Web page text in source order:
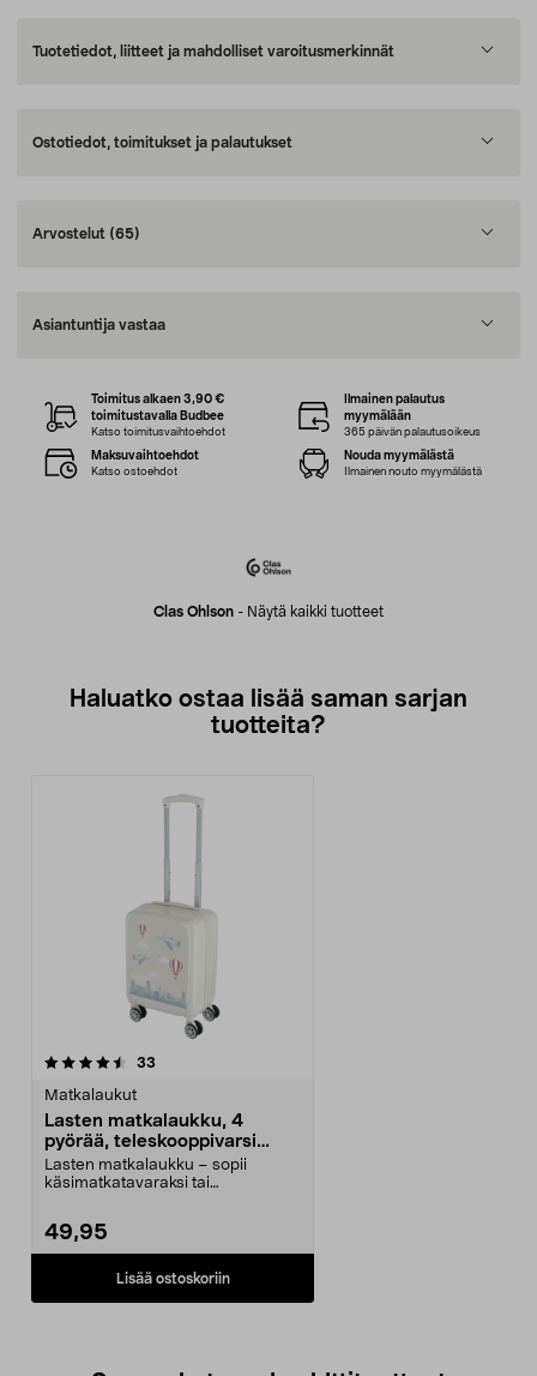
Tuotetiedot, liitteet ja mahdolliset varoitusmerkinnät
Ostotiedot, toimitukset ja palautukset
Arvostelut (65)
Asiantuntija vastaa
Clas Ohlson - Näytä kaikki tuotteet
Toimitus alkaen 3,90 €
toimitustavalla Budbee
Katso toimitusvaihtoehdot
Ilmainen palautus
myymälään
365 päivän palautusoikeus
Maksuvaihtoehdot
Katso ostoehdot
Nouda myymälästä
Ilmainen nouto myymälästä
Haluatko ostaa lisää saman sarjan
tuotteita?
33
Matkalaukut
Lasten matkalaukku, 4
pyörää, teleskooppivarsi
46x30x20 cm
Lasten matkalaukku – sopii
käsimatkatavaraksi tai
49,95
Lisää ostoskoriin